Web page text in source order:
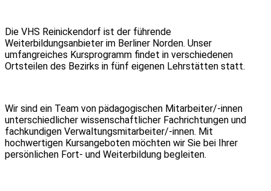
Die VHS Reinickendorf ist der führende
Weiterbildungsanbieter im Berliner Norden. Unser
umfangreiches Kursprogramm findet in verschiedenen
Ortsteilen des Bezirks in fünf eigenen Lehrstätten statt.
Wir sind ein Team von pädagogischen Mitarbeiter/-innen
unterschiedlicher wissenschaftlicher Fachrichtungen und
fachkundigen Verwaltungsmitarbeiter/-innen. Mit
hochwertigen Kursangeboten möchten wir Sie bei Ihrer
persönlichen Fort- und Weiterbildung begleiten.